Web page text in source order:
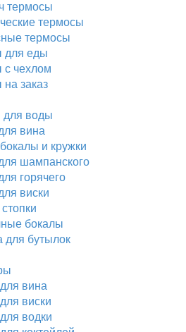
термосы
термосы
термосы
для еды
чехлом
заказ
воды
вина
и кружки
шампанского
горячего
виски
бокалы
для бутылок
вина
виски
водки